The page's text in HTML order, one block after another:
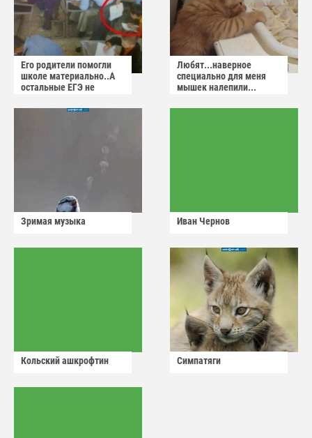
Его родители помогли
школе материально..А
остальные ЕГЭ не
Любят...наверное
специально для меня
мышек налепили...
Зримая музыка Иван Чернов
Кольский ашкрофтин Симпатяги